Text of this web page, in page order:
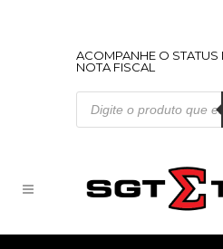
ACOMPANHE O STATUS
NOTA FISCAL
Pesquisar
produtos